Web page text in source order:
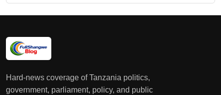
Hard-news coverage of Tanzania politics,
government, parliament, policy, and public